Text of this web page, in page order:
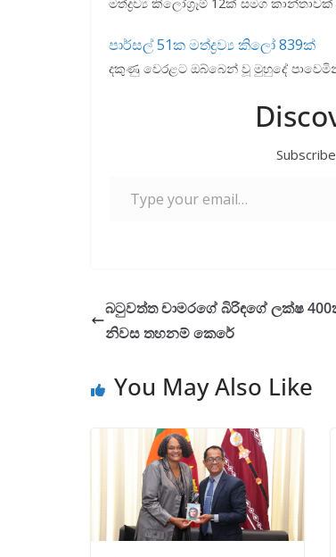
මත්ද්‍රව්‍ය කිලෝග්‍රෑම් 12ක් සමග
පාර්සල් 51ක මත්ද්‍රව්‍ය කිලෝ 839ක්
දකුණු වෙරළට ඔබ්බෙන් වූ මුහුදේ
බටුවත්ත චාමරගේ බිරිඳගේ ලක්ෂ
නිවස තහනම් කෙරේ
You May Also Like